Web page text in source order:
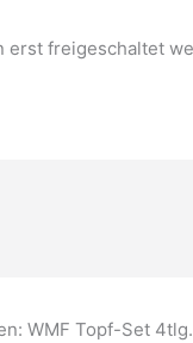
erst freigeschaltet
WMF Topf-Set